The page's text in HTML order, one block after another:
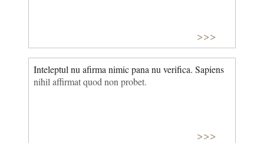
>>>
Inteleptul nu afirma nimic pana nu verifica. Sapiens
nihil affirmat quod non probet.
>>>